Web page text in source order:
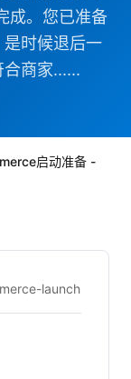
成。您已准备
时候退后一
商家......
启动准备 -
launch